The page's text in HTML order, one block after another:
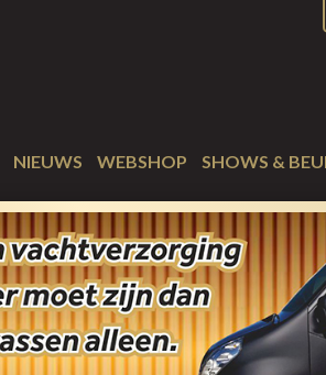
NIEUWS WEBSHOP SHOWS &